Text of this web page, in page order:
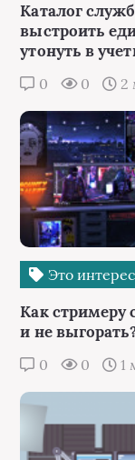
Каталог
выстроить
утонуть в
0 0 2
Это
Как стримеру
и не
0 0 1